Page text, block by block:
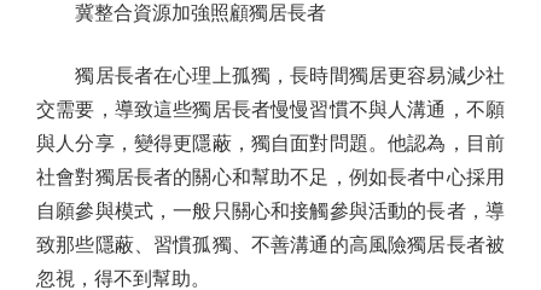
冀整合資源加強照顧獨居長者
獨居長者在心理上孤獨，長時間獨居更容易減少社
交需要，導致這些獨居長者慢慢習慣不與人溝通，不願
與人分享，變得更隱蔽，獨自面對問題。他認為，目前
社會對獨居長者的關心和幫助不足，例如長者中心採用
自願參與模式，一般只關心和接觸參與活動的長者，導
致那些隱蔽、習慣孤獨、不善溝通的高風險獨居長者被
忽視，得不到幫助。